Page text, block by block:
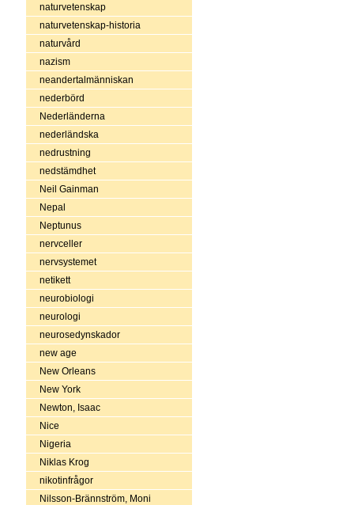
naturvetenskap
naturvetenskap-historia
naturvård
nazism
neandertalmänniskan
nederbörd
Nederländerna
nederländska
nedrustning
nedstämdhet
Neil Gainman
Nepal
Neptunus
nervceller
nervsystemet
netikett
neurobiologi
neurologi
neurosedynskador
new age
New Orleans
New York
Newton, Isaac
Nice
Nigeria
Niklas Krog
nikotinfrågor
Nilsson-Brännström, Moni